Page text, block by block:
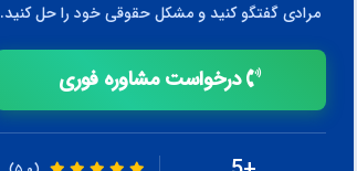
مرادی گفتگو کنید و مشکل حقوقی خود را حل کنید.
درخواست مشاوره فوری